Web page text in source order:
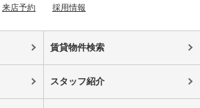
来店予約 採用情報
賃貸物件検索
スタッフ紹介